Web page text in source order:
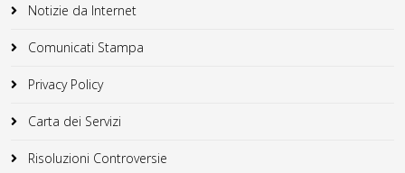
Notizie da Internet
Comunicati Stampa
Privacy Policy
Carta dei Servizi
Risoluzioni Controversie